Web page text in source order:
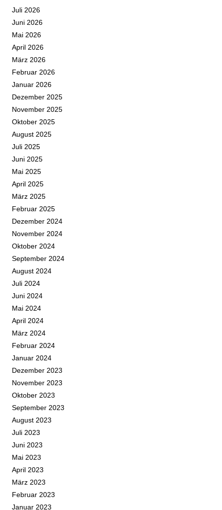
Juli 2026
Juni 2026
Mai 2026
April 2026
März 2026
Februar 2026
Januar 2026
Dezember 2025
November 2025
Oktober 2025
August 2025
Juli 2025
Juni 2025
Mai 2025
April 2025
März 2025
Februar 2025
Dezember 2024
November 2024
Oktober 2024
September 2024
August 2024
Juli 2024
Juni 2024
Mai 2024
April 2024
März 2024
Februar 2024
Januar 2024
Dezember 2023
November 2023
Oktober 2023
September 2023
August 2023
Juli 2023
Juni 2023
Mai 2023
April 2023
März 2023
Februar 2023
Januar 2023